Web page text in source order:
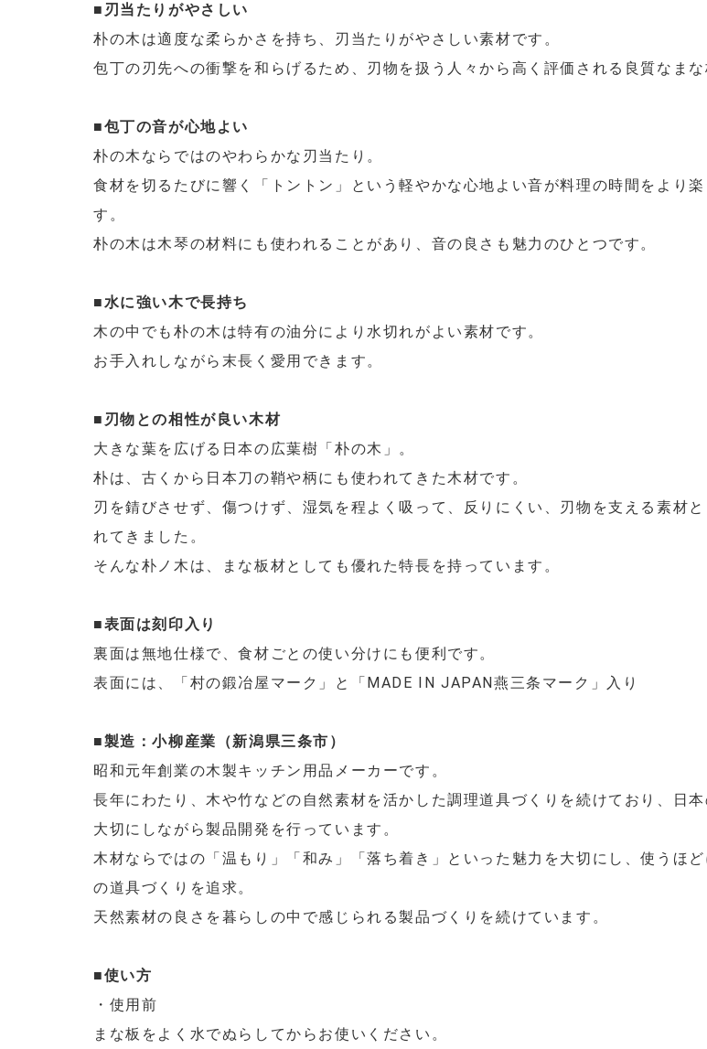
■刃当たりがやさしい
朴の木は適度な柔らかさを持ち、刃当たりがやさしい素材です。
包丁の刃先への衝撃を和らげるため、刃物を扱う人々から高く評価される良質なまな
■包丁の音が心地よい
朴の木ならではのやわらかな刃当たり。
食材を切るたびに響く「トントン」という軽やかな心地よい音が料理の時間をより楽
す。
朴の木は木琴の材料にも使われることがあり、音の良さも魅力のひとつです。
■水に強い木で長持ち
木の中でも朴の木は特有の油分により水切れがよい素材です。
お手入れしながら末長く愛用できます。
■刃物との相性が良い木材
大きな葉を広げる日本の広葉樹「朴の木」。
朴は、古くから日本刀の鞘や柄にも使われてきた木材です。
刃を錆びさせず、傷つけず、湿気を程よく吸って、反りにくい、刃物を支える素材と
れてきました。
そんな朴ノ木は、まな板材としても優れた特長を持っています。
■表面は刻印入り
裏面は無地仕様で、食材ごとの使い分けにも便利です。
表面には、「村の鍛冶屋マーク」と「MADE IN JAPAN燕三条マーク」入り
■製造：小柳産業（新潟県三条市）
昭和元年創業の木製キッチン用品メーカーです。
長年にわたり、木や竹などの自然素材を活かした調理道具づくりを続けており、日
大切にしながら製品開発を行っています。
木材ならではの「温もり」「和み」「落ち着き」といった魅力を大切にし、使うほ
の道具づくりを追求。
天然素材の良さを暮らしの中で感じられる製品づくりを続けています。
■使い方
・使用前
まな板をよく水でぬらしてからお使いください。